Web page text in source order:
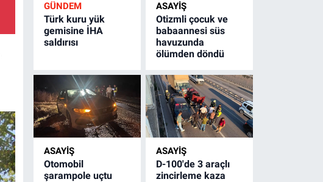
GÜNDEM
Türk kuru yük
gemisine İHA
saldırısı
ASAYİŞ
Otizmli çocuk ve
babaannesi süs
havuzunda
ölümden döndü
ASAYİŞ
Otomobil
şarampole uçtu
ASAYİŞ
D-100'de 3 araçlı
zincirleme kaza